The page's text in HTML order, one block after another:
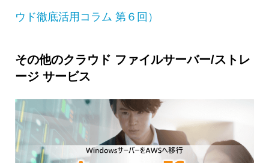
ウド徹底活用コラム 第６回）
その他のクラウド ファイルサーバー/ストレ
ージ サービス